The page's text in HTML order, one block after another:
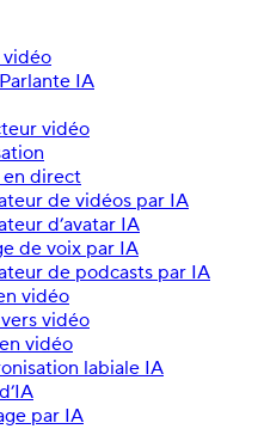
IA
vidéo
en direct
de vidéos par IA
d’avatar IA
de voix par IA
de podcasts par IA
vidéo
vidéo
vidéo
labiale IA
par IA